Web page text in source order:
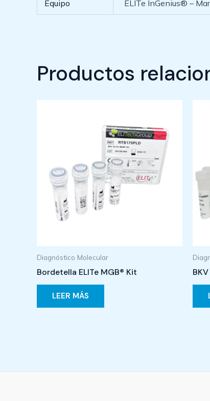
Equipo ELITe InGenius® –
Productos
Diagnóstico Molecular
Bordetella ELITe MGB® Kit
LEER MÁS